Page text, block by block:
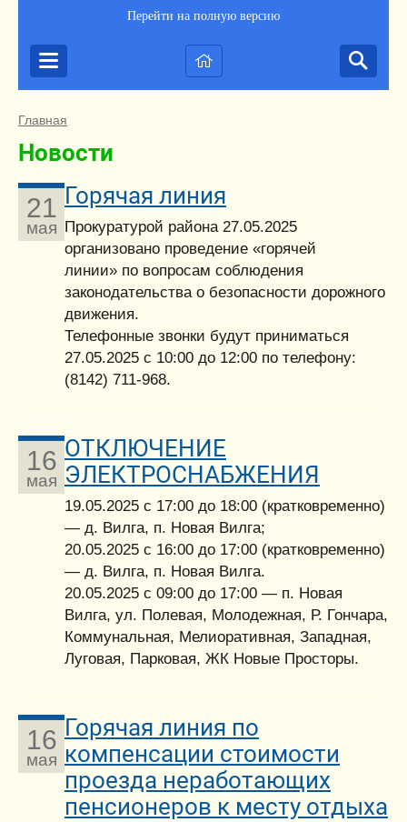
Перейти на полную версию
Главная
Новости
21
мая
Горячая линия
Прокуратурой района 27.05.2025
организовано проведение «горячей
линии» по вопросам соблюдения
законодательства о безопасности дорожного
движения.
Телефонные звонки будут приниматься
27.05.2025 с 10:00 до 12:00 по телефону:
(8142) 711-968.
16
мая
ОТКЛЮЧЕНИЕ
ЭЛЕКТРОСНАБЖЕНИЯ
19.05.2025 с 17:00 до 18:00 (кратковременно)
— д. Вилга, п. Новая Вилга;
20.05.2025 с 16:00 до 17:00 (кратковременно)
— д. Вилга, п. Новая Вилга.
20.05.2025 с 09:00 до 17:00 — п. Новая
Вилга, ул. Полевая, Молодежная, Р. Гончара,
Коммунальная, Мелиоративная, Западная,
Луговая, Парковая, ЖК Новые Просторы.
16
мая
Горячая линия по
компенсации стоимости
проезда неработающих
пенсионеров к месту отдыха